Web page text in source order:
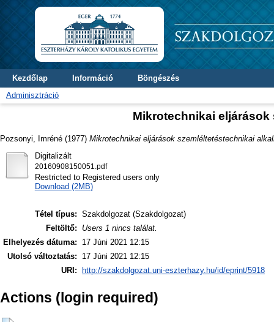
Kezdőlap Információ
Böngészés
Adminisztráció
Mikrotechnikai
Pozsonyi, Imréné (1977) Mikrotechnikai eljárások szemléltetéstechnikai
Digitalizált
20160908150051.pdf
Restricted to Registered users only
Download (2MB)
Tétel típus: Szakdolgozat (Szakdolgozat)
Feltöltő:
Users 1 nincs találat.
Elhelyezés dátuma:
17 Júni 2021 12:15
Utolsó változtatás:
17 Júni 2021 12:15
URI:
http://szakdolgozat.uni-eszterhazy.hu/id/eprint/5918
Actions (login required)